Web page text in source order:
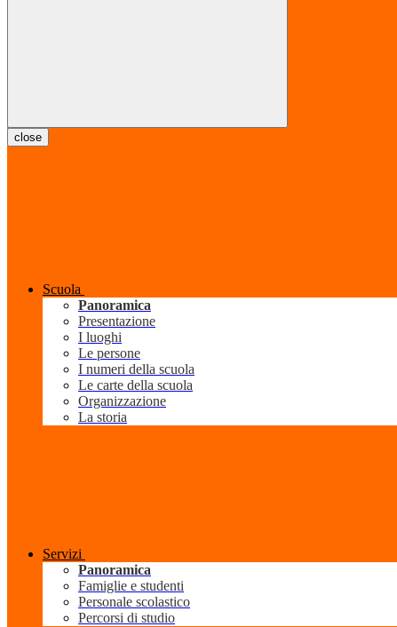
close
Scuola
Panoramica
Presentazione
I luoghi
Le persone
I numeri della scuola
Le carte della scuola
Organizzazione
La storia
Servizi
Panoramica
Famiglie e studenti
Personale scolastico
Percorsi di studio